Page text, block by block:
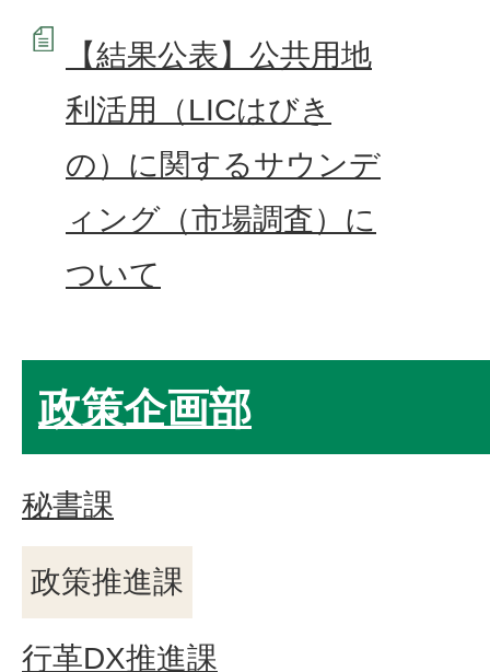
【結果公表】公共用地
利活用（LICはびき
の）に関するサウンデ
ィング（市場調査）に
ついて
政策企画部
秘書課
政策推進課
行革DX推進課